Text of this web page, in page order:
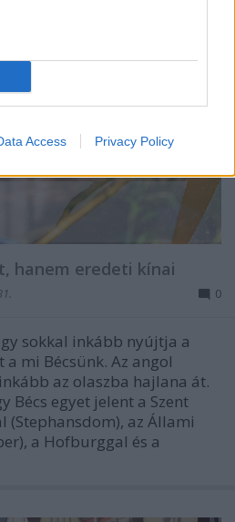
Access Privacy Policy
hanem eredeti kínai
0
sokkal inkább nyújtja a
mi Bécsünk. Az angol
az olaszba hajlana át.
Bécs egyet jelent a Szent
(Stephansdom), az Állami
a Hofburggal és a